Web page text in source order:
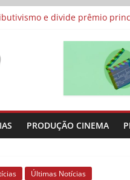
protagonizam
e divide prêmio
Curta Cinema
alunos de escolas públicas
PRODUÇÃO CINEMA
Últimas Notícias